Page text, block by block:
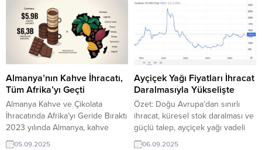
net enerji ithalatını karşılar
duruma geldi. Bu durum büyük
ölçüde kalıcı olup, bozulma
durumunda bile dış dengenin
makul düzeylerde seyretmesini
sağlayacaktır.” Kaynak:
@ali_hakan_kara
tohum pazarında dev bir
oyuncuya dönüştü. Kulaktan
kulağa yayılan “Türkiye tohumda
dışa bağımlı” algısının aksine,
pazarda net bir ihracatçı
pozisyonuna ulaştığını kanıtlıyor.
Tarım ve Orman Bakanlığı ile...
Almanya’nın Kahve İhracatı,
Tüm Afrika’yı Geçti
Almanya Kahve ve Çikolata
İhracatında Afrika’yı Geride Bıraktı
2023 yılında Almanya, kahve
ihracatından 5,9 milyar dolar gelir
05.09.2025
Ayçiçek Yağı Fiyatları İhracat
Daralmasıyla Yükselişte
Özet: Doğu Avrupa’dan sınırlı
ihracat, küresel stok daralması ve
güçlü talep, ayçiçek yağı vadeli
fiyatlarını 1.310 doların üzerine
06.09.2025